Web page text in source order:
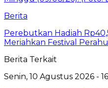
Berita
Perebutkan Hadiah
Meriahkan Festival
Berita Terkait
Senin, 10 Agustus 2026 -